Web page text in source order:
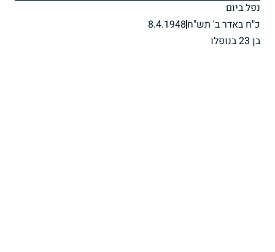
נפל ביום
כ"ח באדר ב' תש"ח8.4.1948
בן 23 בנופלו